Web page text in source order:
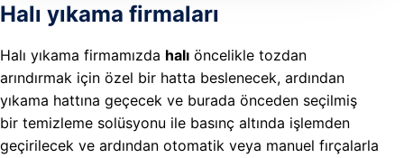
Halı yıkama firmaları
Halı yıkama firmamızda halı öncelikle tozdan
arındırmak için özel bir hatta beslenecek, ardından
yıkama hattına geçecek ve burada önceden seçilmiş
bir temizleme solüsyonu ile basınç altında işlemden
geçirilecek ve ardından otomatik veya manuel fırçalarla